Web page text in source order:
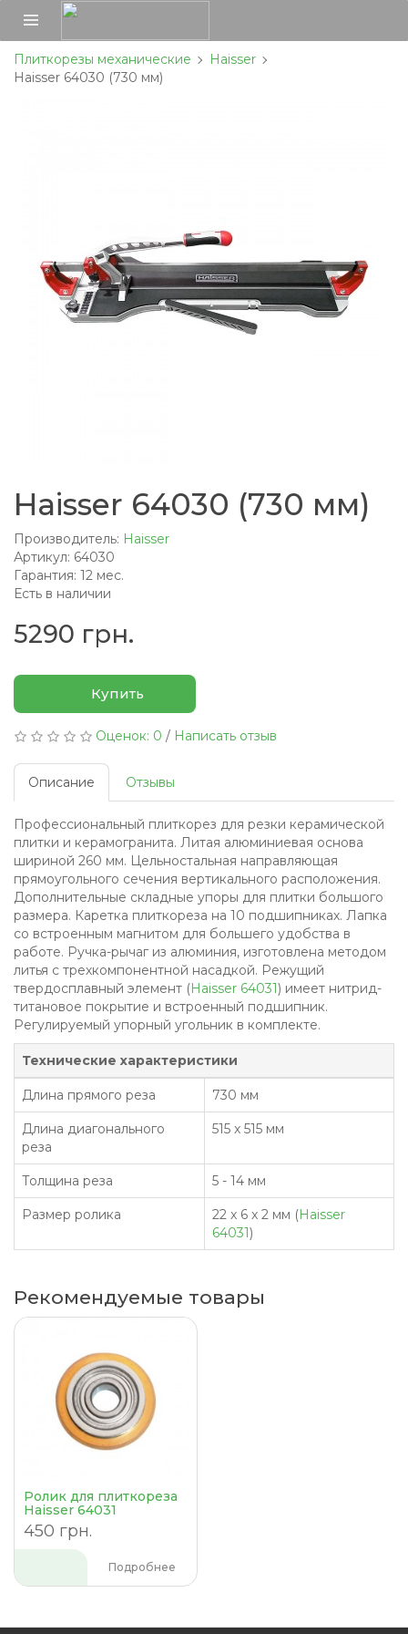
Плиткорезы механические
Haisser
Haisser 64030 (730 мм)
Haisser 64030 (730 мм)
Производитель: Haisser
Артикул: 64030
Гарантия: 12 мес.
Есть в наличии
5290 грн.
Купить
Оценок: 0 / Написать отзыв
Описание Отзывы
Профессиональный плиткорез для резки керамической
плитки и керамогранита. Литая алюминиевая основа
шириной 260 мм. Цельностальная направляющая
прямоугольного сечения вертикального расположения.
Дополнительные складные упоры для плитки большого
размера. Каретка плиткореза на 10 подшипниках. Лапка
со встроенным магнитом для большего удобства в
работе. Ручка-рычаг из алюминия, изготовлена методом
литья с трехкомпонентной насадкой. Режущий
твердосплавный элемент (Haisser 64031) имеет нитрид-
титановое покрытие и встроенный подшипник.
Регулируемый упорный угольник в комплекте.
Технические характеристики
Длина прямого реза 730 мм
Длина диагонального
реза
515 x 515 мм
Толщина реза 5 - 14 мм
Размер ролика 22 x 6 x 2 мм (Haisser
64031)
Рекомендуемые товары
Ролик для плиткореза
Haisser 64031
450 грн.
Подробнее